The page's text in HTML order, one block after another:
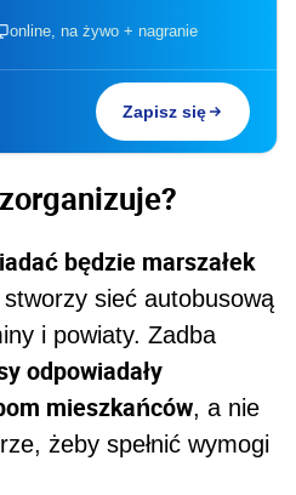
online, na żywo + nagranie
Zapisz się
będzie marszałek
sieć autobusową
i powiaty. Zadba
odpowiadały
mieszkańców, a nie
żeby spełnić wymogi